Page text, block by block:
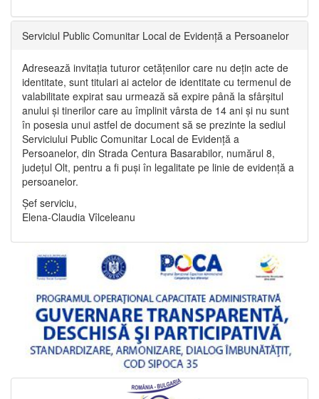
Serviciul Public Comunitar Local de Evidență a Persoanelor
Adresează invitația tuturor cetățenilor care nu dețin acte de
identitate, sunt titulari ai actelor de identitate cu termenul de
valabilitate expirat sau urmează să expire până la sfârșitul
anului și tinerilor care au împlinit vârsta de 14 ani și nu sunt
în posesia unui astfel de document să se prezinte la sediul
Serviciului Public Comunitar Local de Evidență a
Persoanelor, din Strada Centura Basarabilor, numărul 8,
județul Olt, pentru a fi puși în legalitate pe linie de evidență a
persoanelor.
Șef serviciu,
Elena-Claudia Vîlceleanu